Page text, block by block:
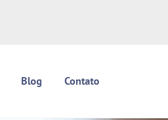
Blog Contato